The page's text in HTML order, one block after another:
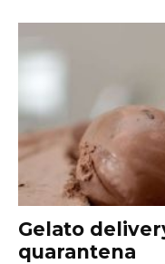
Gelato
quarantena